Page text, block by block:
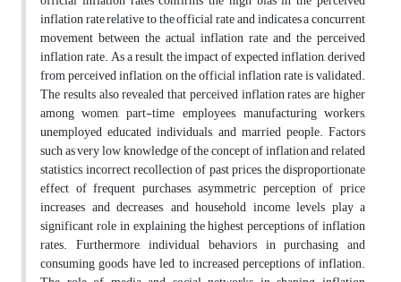
inflation rate relative to the official rate and indicates a concurrent
movement between the actual inflation rate and the perceived
inflation rate. As a result, the impact of expected inflation, derived
from perceived inflation, on the official inflation rate is validated.
The results also revealed that perceived inflation rates are higher
among women, part-time employees, manufacturing workers,
unemployed educated individuals, and married people. Factors
such as very low knowledge of the concept of inflation and related
statistics, incorrect recollection of past prices, the disproportionate
effect of frequent purchases, asymmetric perception of price
increases and decreases, and household income levels play a
significant role in explaining the highest perceptions of inflation
rates. Furthermore, individual behaviors in purchasing and
consuming goods have led to increased perceptions of inflation.